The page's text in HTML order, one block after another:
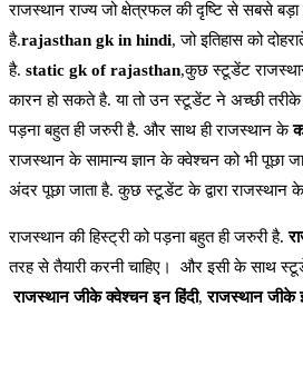
राजस्थान राज्य जो क्षेत्रफल की दृष्टि से सबसे बड़ा
है.rajasthan gk in hindi, जो इतिहास को
है. static gk of rajasthan,कुछ स्टूडेंट
कारन हो सकते है. या तो उन स्टूडेंट ने अच्छी तरीके
पड़ना बहुत ही जरुरी है. और साथ ही राजस्थान के
राजस्थान के सामान्य ज्ञान के क्वेश्चन को भी
अंदर पूछा जाता है. कुछ स्टूडेंट के द्वारा राजस्थान
राजस्थान की हिस्ट्री को पड़ना बहुत ही जरुरी है.
तरह से तैयारी करनी चाहिए। और इसी के साथ
राजस्थान जीके क्वेश्चन इन हिंदी,राजस्थान जीके